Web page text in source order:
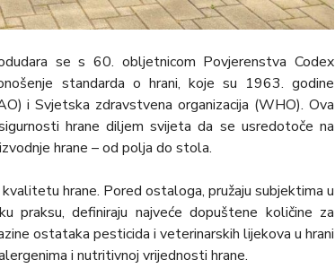
se s 60. obljetnicom Povjerenstva Codex
standarda o hrani, koje su 1963. godine
i Svjetska zdravstvena organizacija (WHO). Ova
hrane diljem svijeta da se usredotoče na
hrane – od polja do stola.
hrane. Pored ostaloga, pružaju subjektima u
praksu, definiraju najveće dopuštene količine za
ostataka pesticida i veterinarskih lijekova u hrani
i nutritivnoj vrijednosti hrane.